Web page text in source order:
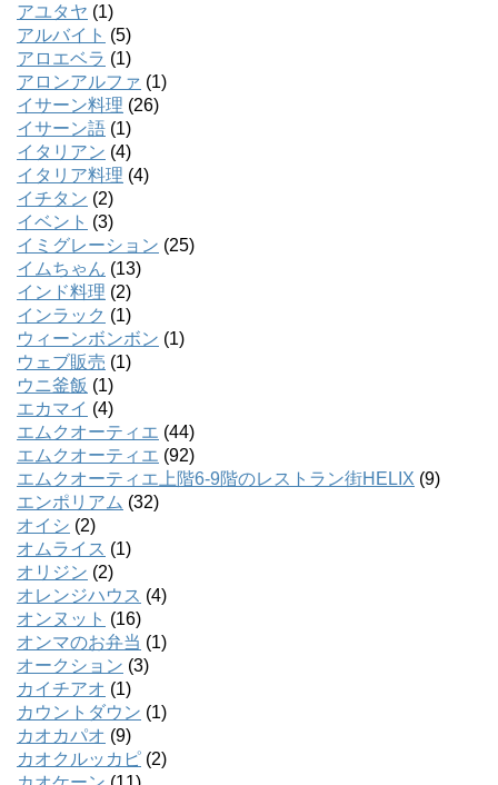
アユタヤ (1)
アルバイト (5)
アロエベラ (1)
アロンアルファ (1)
イサーン料理 (26)
イサーン語 (1)
イタリアン (4)
イタリア料理 (4)
イチタン (2)
イベント (3)
イミグレーション (25)
イムちゃん (13)
インド料理 (2)
インラック (1)
ウィーンボンボン (1)
ウェブ販売 (1)
ウニ釜飯 (1)
エカマイ (4)
エムクオーティエ (44)
エムクオーティエ (92)
エムクオーティエ上階6-9階のレストラン街HELIX (9)
エンポリアム (32)
オイシ (2)
オムライス (1)
オリジン (2)
オレンジハウス (4)
オンヌット (16)
オンマのお弁当 (1)
オークション (3)
カイチアオ (1)
カウントダウン (1)
カオカパオ (9)
カオクルッカピ (2)